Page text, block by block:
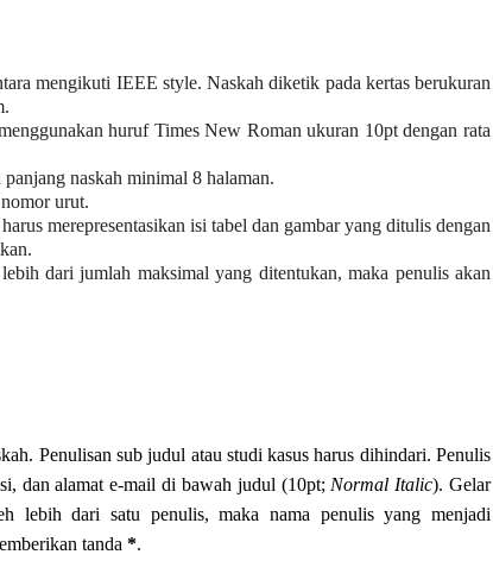
mengikuti IEEE style. Naskah diketik pada kertas berukuran
huruf Times New Roman ukuran 10pt dengan rata
naskah minimal 8 halaman.
urut.
merepresentasikan isi tabel dan gambar yang ditulis dengan
dari jumlah maksimal yang ditentukan, maka penulis akan
Penulisan sub judul atau studi kasus harus dihindari. Penulis
dan alamat e-mail di bawah judul (10pt; Normal Italic). Gelar
lebih dari satu penulis, maka nama penulis yang menjadi
tanda *.